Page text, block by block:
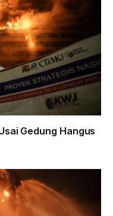
Gedung Hangus